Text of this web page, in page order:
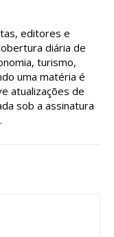
editores e
diária de
turismo,
uma matéria é
atualizações de
sob a assinatura